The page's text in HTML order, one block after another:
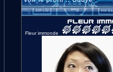
Fleur immonde